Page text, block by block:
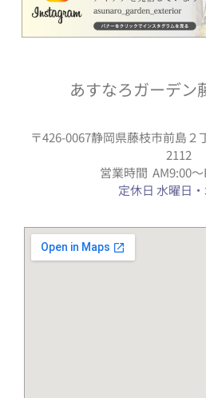
あすなろガーデン
〒426-0067静岡県藤枝市前島
2112
営業時間 AM9:00
定休日 水曜日